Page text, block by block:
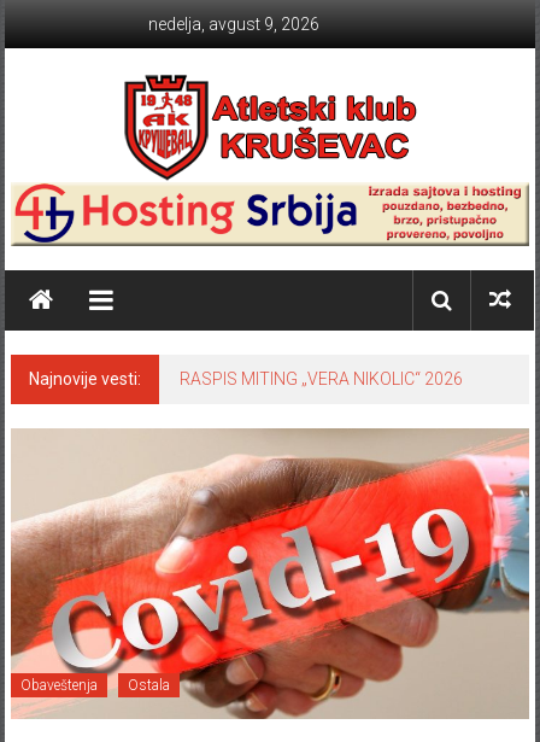
nedelja, avgust 9, 2026
Atletski klub KRUŠEVAC
Najnovije vesti: RASPIS MITING „VERA NIKOLIC“ 2026
Obaveštenja Ostala